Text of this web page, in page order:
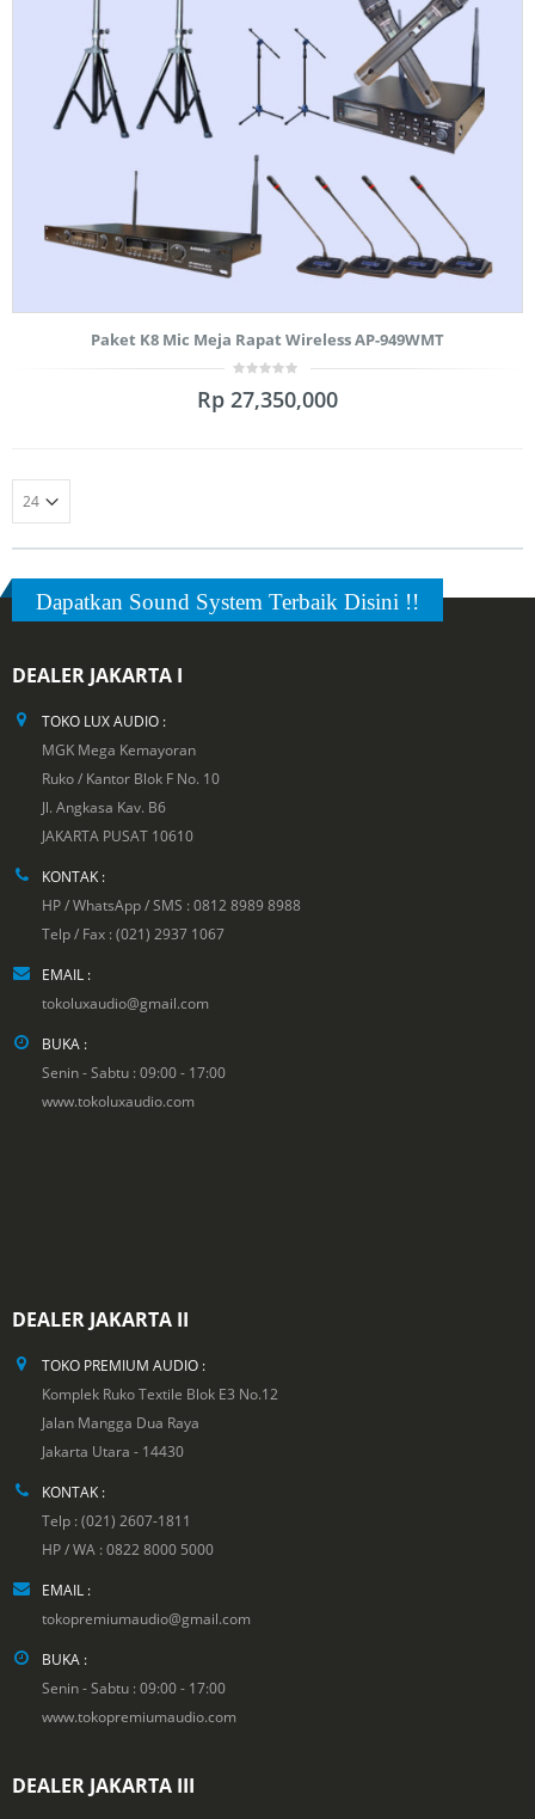
Paket K8 Mic Meja Rapat Wireless AP-949WMT
out
Rp 27,350,000
Dapatkan Sound System Terbaik Disini !!
DEALER JAKARTA I
TOKO LUX AUDIO :
MGK Mega Kemayoran
Ruko / Kantor Blok F No. 10
Jl. Angkasa Kav. B6
JAKARTA PUSAT 10610
KONTAK :
HP / WhatsApp / SMS : 0812 8989 8988
Telp / Fax : (021) 2937 1067
EMAIL :
tokoluxaudio@gmail.com
BUKA :
Senin - Sabtu : 09:00 - 17:00
www.tokoluxaudio.com
DEALER JAKARTA II
TOKO PREMIUM AUDIO :
Komplek Ruko Textile Blok E3 No.12
Jalan Mangga Dua Raya
Jakarta Utara - 14430
KONTAK :
Telp : (021) 2607-1811
HP / WA : 0822 8000 5000
EMAIL :
tokopremiumaudio@gmail.com
BUKA :
Senin - Sabtu : 09:00 - 17:00
www.tokopremiumaudio.com
DEALER JAKARTA III